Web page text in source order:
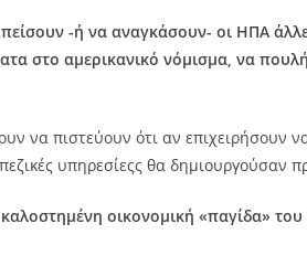
-ή να αναγκάσουν- οι ΗΠΑ
στο αμερικανικό νόμισμα, να
να πιστεύουν ότι αν επιχειρήσουν
υπηρεσίεςς θα δημιουργούσαν
οικονομική «παγίδα»